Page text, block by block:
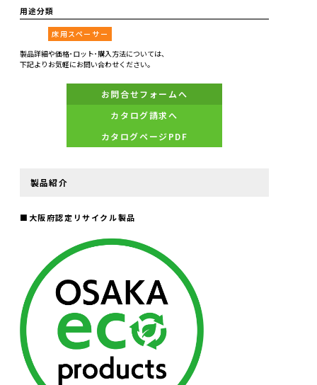
用途分類
床用スペーサー
製品詳細や価格･ロット･購入方法については、
下記よりお気軽にお問い合わせください。
お問合せフォームへ
カタログ請求へ
カタログページPDF
製品紹介
■ 大阪府認定リサイクル製品